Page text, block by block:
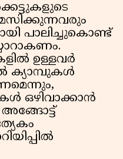
പാലിച്ചുകൊണ്ട്
ഉള്ളവർ
ക്യാമ്പുകൾ
ഒഴിവാക്കാൻ